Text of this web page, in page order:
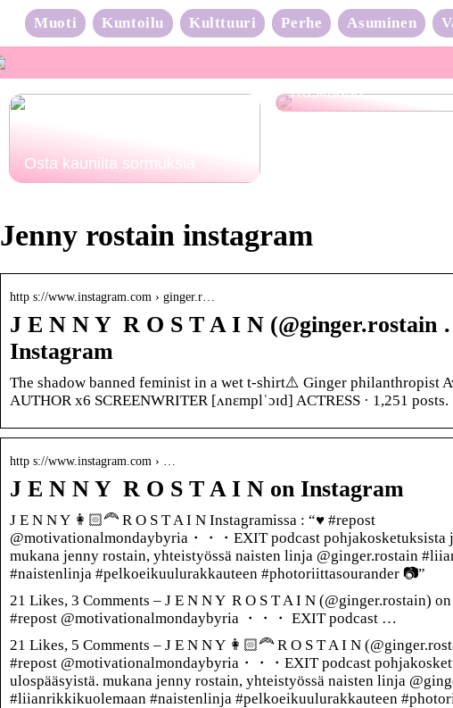
Muoti Kuntoilu Kulttuuri Perhe Asuminen
Osta kauniita sormuksia
Raskaana?
Jenny rostain instagram
http s://www.instagram.com › ginger.r…
J E N N Y ‍ R O S T A I N (@ginger.rostain
Instagram
The shadow banned feminist in a wet t-shirt⚠️ Ginger philanthropist
AUTHOR x6 SCREENWRITER [ʌnɛmplˈɔ‍ɪd] ACTRESS · 1,251 posts.
http s://www.instagram.com › …
J E N N Y ‍ R O S T A I N on Instagram
J E N N Y 👩🏻‍🦰 R O S T A I N Instagramissa : “♥️ #repost
@motivationalmondaybyria・・・EXIT podcast pohjakosketuksista
mukana jenny rostain, yhteistyössä naisten linja @ginger.rostain
#naistenlinja #pelkoeikuulurakkauteen #photoriittasourander 📷”
21 Likes, 3 Comments – J E N N Y ‍ R O S T A I N (@ginger.rostain)
#repost @motivationalmondaybyria ・・・ EXIT podcast …
21 Likes, 5 Comments – J E N N Y 👩🏻‍🦰 R O S T A I N
#repost @motivationalmondaybyria・・・EXIT podcast
ulospääsyistä. mukana jenny rostain, yhteistyössä naisten linja
#liianrikkikuolemaan #naistenlinja #pelkoeikuulurakkauteen